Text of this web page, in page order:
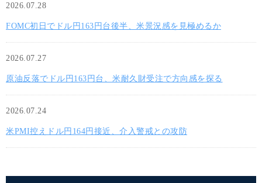
2026.07.28
FOMC初日でドル円163円台後半、米景況感を見極めるか
2026.07.27
原油反落でドル円163円台、米耐久財受注で方向感を探る
2026.07.24
米PMI控えドル円164円接近、介入警戒との攻防